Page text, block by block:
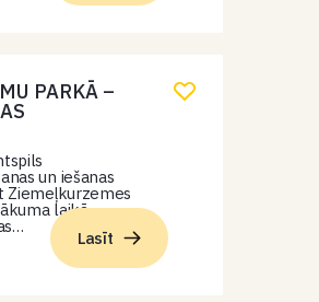
Lasīt
PARKĀ –
un iešanas
Ziemeļkurzemes
laikā